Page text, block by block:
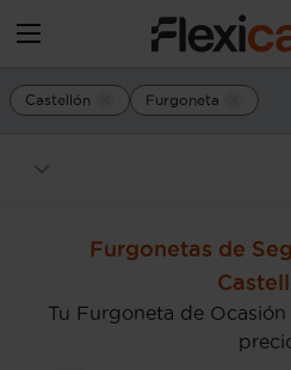
Castellón Furgoneta
Furgonetas de
Tu Furgoneta de